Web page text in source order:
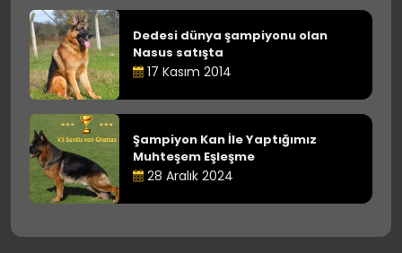
Dedesi dünya şampiyonu olan
Nasus satışta
17 Kasım 2014
Şampiyon Kan İle Yaptığımız
Muhteşem Eşleşme
28 Aralık 2024